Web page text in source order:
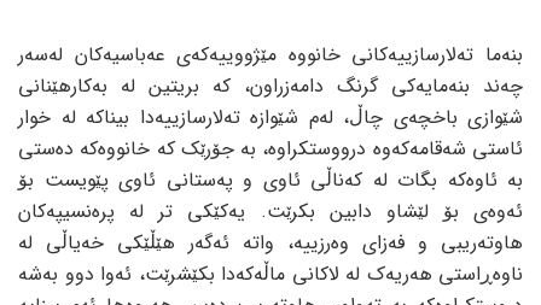
بنەما تەلارسازییەکانی خانووە مێژووییەکەی عەباسیەکان لەسەر
چەند بنەمایەکی گرنگ دامەزراون، کە بریتین لە بەکارهێنانی
شێوازی باخچەی چاڵ، لەم شێوازە تەلارسازییەدا بیناکە لە خوار
ئاستی شەقامەکەوە درووستکراوە، بە جۆرێک کە خانووەکە دەستی
بە ئاوەکە بگات لە کەناڵی ئاوی و پەستانی ئاوی پێویست بۆ
ئەوەی بۆ لێشاو دابین بکرێت. یەکێکی تر لە پرەنسیپەکان
هاوتەریبی و فەزای وەرزییە، واتە ئەگەر هێڵێکی خەیاڵی لە
ناوەڕاستی هەریەک لە لاکانی ماڵەکەدا بکێشرێت، ئەوا دوو بەشە